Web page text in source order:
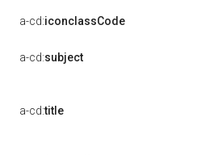
a-cd:iconclassCode
a-cd:subject
a-cd:title